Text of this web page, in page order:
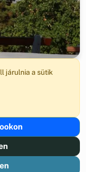
járulnia a sütik